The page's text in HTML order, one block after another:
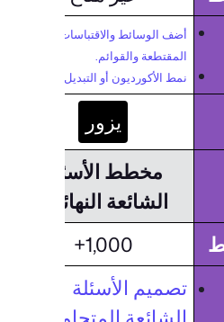
أضف الوسائط والاقتباسات
المقتطعة والقوائم.
نمط الأكورديون أو التبديل.
يزور
مخطط الأسئلة
الشائعة النهائي
1,000+
تصميم الأسئلة